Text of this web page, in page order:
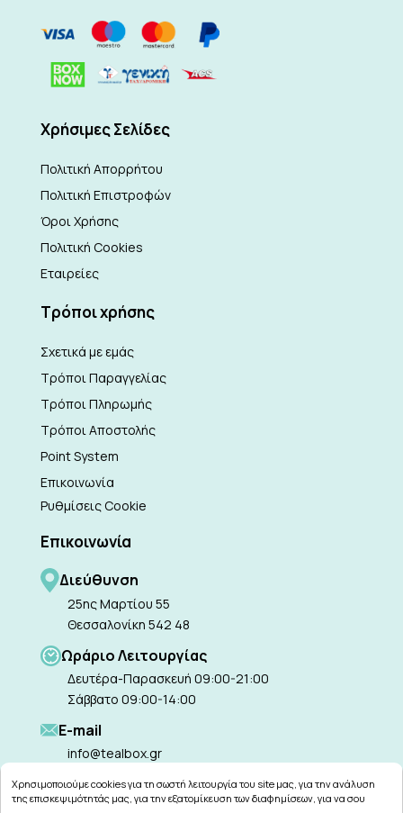
Xρήσιμες Σελίδες
Πολιτική Απορρήτου
Πολιτική Επιστροφών
Όροι Χρήσης
Πολιτική Cookies
Εταιρείες
Τρόποι χρήσης
Σχετικά με εμάς
Τρόποι Παραγγελίας
Τρόποι Πληρωμής
Τρόποι Αποστολής
Point System
Επικοινωνία
Ρυθμίσεις Cookie
Επικοινωνία
Διεύθυνση
25ης Μαρτίου 55
Θεσσαλονίκη 542 48
Ωράριο Λειτουργίας
Δευτέρα-Παρασκευή 09:00-21:00
Σάββατο 09:00-14:00
Ε-mail
info@tealbox.gr
Χρησιμοποιούμε cookies για τη σωστή λειτουργία του site μας, για την ανάλυση
της επισκεψιμότητάς μας, για την εξατομίκευση των διαφημίσεων, για να σου